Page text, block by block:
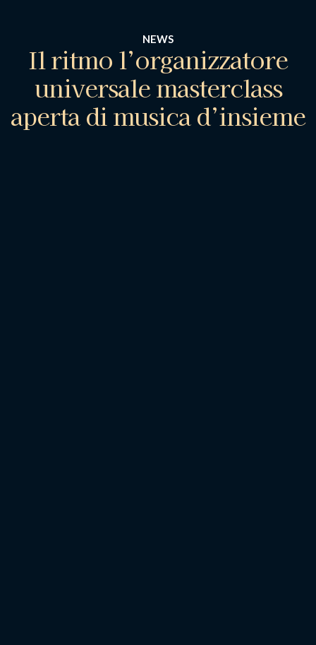
NEWS
Il ritmo l’organizzatore
universale masterclass
aperta di musica d’insieme